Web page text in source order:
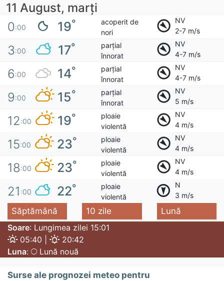
11 August, marţi
0:00 19°
acoperit de
nori
NV
2-7 m/s
3:00 17°
parțial
înnorat
NV
4-7 m/s
6:00 14°
parțial
înnorat
NV
4-7 m/s
9:00 15°
parțial
înnorat
NV
5 m/s
12:00 19°
ploaie
violentă
NV
4 m/s
15:00 23°
ploaie
violentă
NV
4 m/s
18:00 23°
ploaie
violentă
NV
4 m/s
21 :00 22°
ploaie
violentă
N
3 m/s
Săptămână 10 zile
Lună
Soare: Lungimea zilei 15:01
05:40 |
20:42
Luna: Lună nouă
Surse ale prognozei meteo pentru